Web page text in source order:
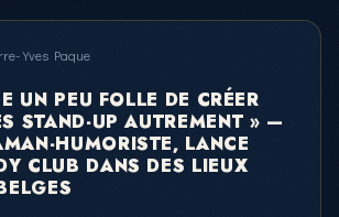
Yves Paque
UN PEU FOLLE DE CRÉER
STAND-UP AUTREMENT » —
HUMORISTE, LANCE
CLUB DANS DES LIEUX